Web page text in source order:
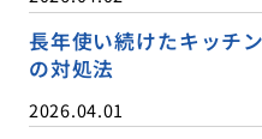
長年使い続けたキッチ
の対処法
2026.04.01